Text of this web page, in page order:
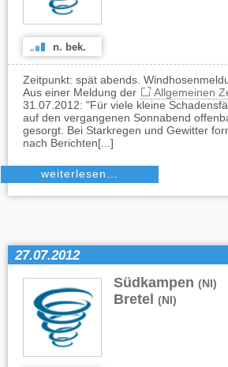
n. bek.
Zeitpunkt: spät abends.
Aus einer Meldung der
Allgemeinen
31.07.2012: "Für viele kleine
auf den vergangenen Sonnabend
gesorgt. Bei Starkregen und Gewitter
nach Berichten[...]
weiterlesen…
27.07.2012
Südkampen (NI)
Bretel
(NI)